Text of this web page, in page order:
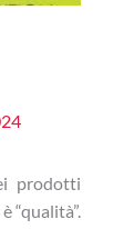
prodotti
“qualità”.